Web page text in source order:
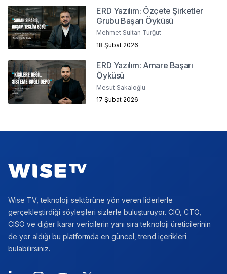
ERD Yazılım: Özçete Şirketler
Grubu Başarı Öyküsü
Mehmet Sultan Turğut
18 Şubat 2026
ERD Yazılım: Amare Başarı
Öyküsü
Mesut Sakaloğlu
17 Şubat 2026
Wise TV, teknoloji sektörüne yön veren liderlerle
gerçekleştirdiği söyleşileri sizlerle buluşturuyor. CIO, CTO,
CISO ve diğer karar vericilerin yanı sıra teknoloji üreticilerinin
de yer aldığı bu platformda en güncel, trend içerikleri
bulabilirsiniz.